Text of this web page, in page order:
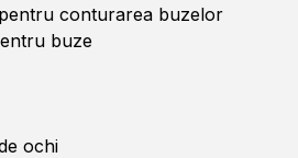
conturarea buzelor
buze
ochi